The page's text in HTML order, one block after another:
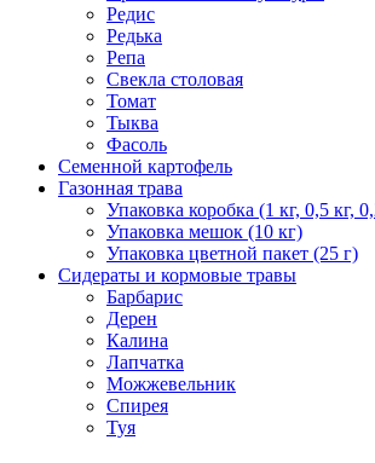
Редис
Редька
Репа
Свекла столовая
Томат
Тыква
Фасоль
Семенной картофель
Газонная трава
Упаковка коробка (1 кг, 0,5 кг,
Упаковка мешок (10 кг)
Упаковка цветной пакет (25 г)
Сидераты и кормовые травы
Барбарис
Дерен
Калина
Лапчатка
Можжевельник
Спирея
Туя